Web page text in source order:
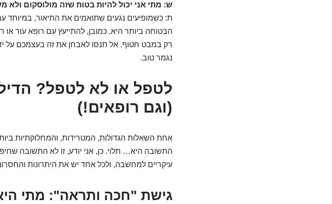
ש: מתי אני יכול להיות בטוח שזה מולוסקום ולא
ת: כשמופיעים נגעים שתואמים את התיאור, במיוחד
הבטוחה ביותר היא, כמובן, להתייעץ עם רופא עור
רק במבט חטוף. אל תנסו לאבחן את זה בעצמכם על
נגמר טוב.
לטפל או לא לטפל?
(וגם רופאים!)
אחת השאלות הגדולות, המטרידות, והמחלוקתיות
התשובה היא… תלוי. כן, אני יודע, זו לא התשובה
עיקריים למחשבה, ולכל אחד יש את היתרונות
גישת "חכה ותראה": מתי היא